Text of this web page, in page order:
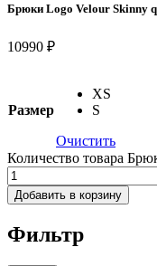
Брюки Logo Velour Skinny
10990 ₽
Размер
XS
S
Очистить
Количество товара
Добавить в корзину
Фильтр